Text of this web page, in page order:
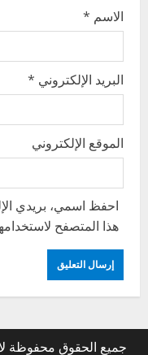
الاسم *
البريد الإلكتروني *
الموقع الإلكتروني
احفظ اسمي، بريدي
هذا المتصفح
جميع الحقوق محفوظة